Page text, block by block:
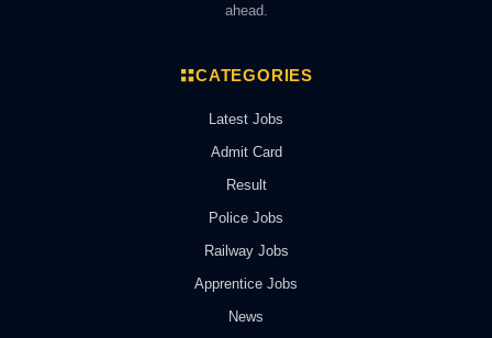
ahead.
CATEGORIES
Latest Jobs
Admit Card
Result
Police Jobs
Railway Jobs
Apprentice Jobs
News